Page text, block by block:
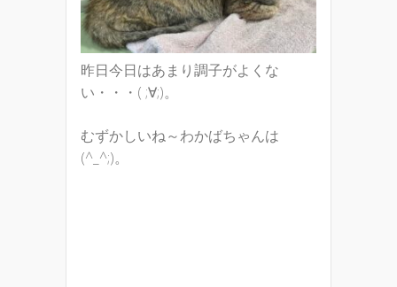
昨日今日はあまり調子がよくな
い・・・( ;∀;)。
むずかしいね～わかばちゃんは
(^_^;)。